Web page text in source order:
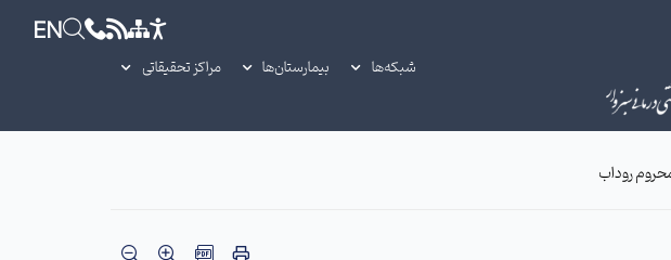
EN
شبکه‌ها بیمارستان‌ها مراکز تحقیقاتی
روداب